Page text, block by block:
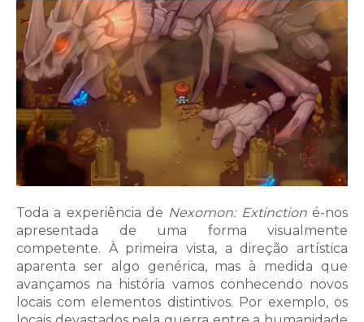
Toda a experiência de Nexomon: Extinctioné-nos
apresentada de uma forma visualmente
competente. À primeira vista, a direção artística
aparenta ser algo genérica, mas à medida que
avançamos na história vamos conhecendo novos
locais com elementos distintivos. Por exemplo, os